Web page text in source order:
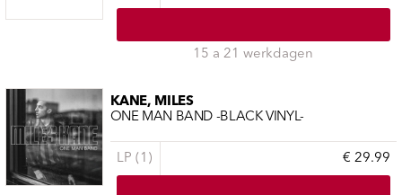
15 a 21 werkdagen
KANE, MILES
ONE MAN BAND -BLACK VINYL-
LP (1) € 29.99